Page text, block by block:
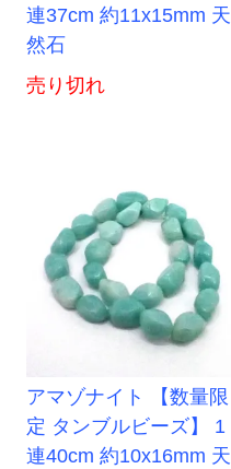
連37cm 約11x15mm 天
然石
売り切れ
アマゾナイト 【数量限
定 タンブルビーズ】 1
連40cm 約10x16mm 天